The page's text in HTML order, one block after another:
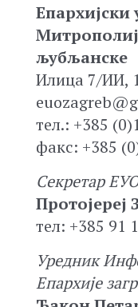
љубљанске
Илица 7/ИИ,
тел.: +385
факс: +385
Секретар
Протојереј
тел: +385 91
Уредник
Епархије